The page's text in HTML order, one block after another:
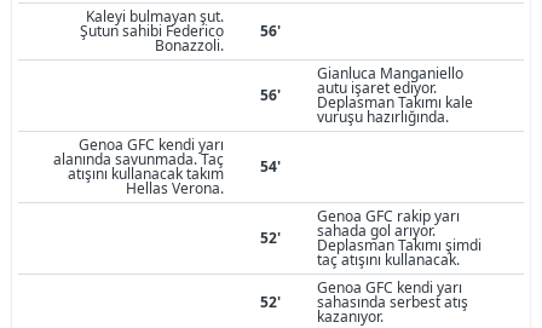
Kaleyi bulmayan şut.
Şutun sahibi Federico
Bonazzoli.
56'
56'
Gianluca Manganiello
autu işaret ediyor.
Deplasman Takımı kale
vuruşu hazırlığında.
Genoa GFC kendi yarı
alanında savunmada. Taç
atışını kullanacak takım
Hellas Verona.
54'
52'
Genoa GFC rakip yarı
sahada gol arıyor.
Deplasman Takımı şimdi
taç atışını kullanacak.
52'
Genoa GFC kendi yarı
sahasında serbest atış
kazanıyor.